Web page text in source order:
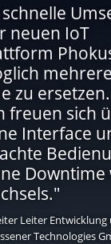
neuen IoT
zu
freuen sich
Interface
Downtime
Leiter
Technologies